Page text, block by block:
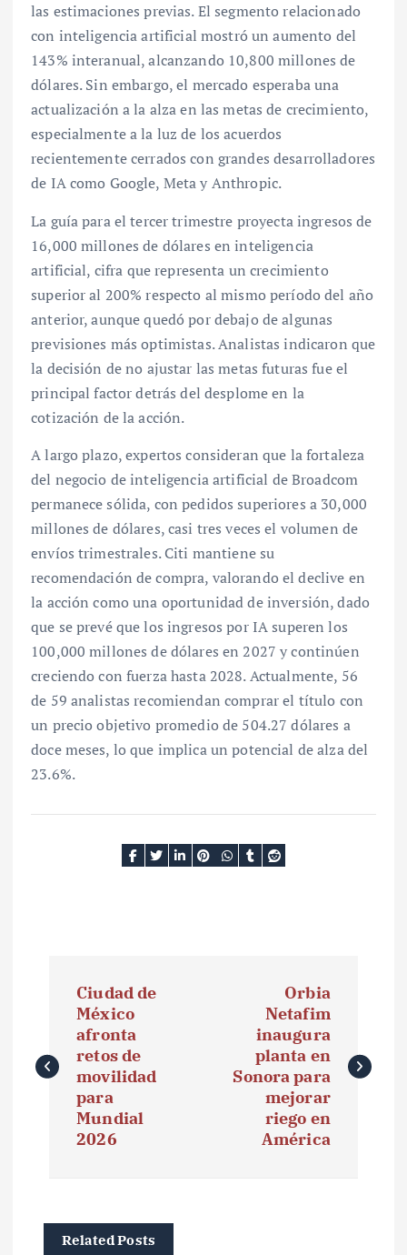
las estimaciones previas. El segmento relacionado
con inteligencia artificial mostró un aumento del
143% interanual, alcanzando 10,800 millones de
dólares. Sin embargo, el mercado esperaba una
actualización a la alza en las metas de crecimiento,
especialmente a la luz de los acuerdos
recientemente cerrados con grandes desarrolladores
de IA como Google, Meta y Anthropic.
La guía para el tercer trimestre proyecta ingresos de
16,000 millones de dólares en inteligencia
artificial, cifra que representa un crecimiento
superior al 200% respecto al mismo período del año
anterior, aunque quedó por debajo de algunas
previsiones más optimistas. Analistas indicaron que
la decisión de no ajustar las metas futuras fue el
principal factor detrás del desplome en la
cotización de la acción.
A largo plazo, expertos consideran que la fortaleza
del negocio de inteligencia artificial de Broadcom
permanece sólida, con pedidos superiores a 30,000
millones de dólares, casi tres veces el volumen de
envíos trimestrales. Citi mantiene su
recomendación de compra, valorando el declive en
la acción como una oportunidad de inversión, dado
que se prevé que los ingresos por IA superen los
100,000 millones de dólares en 2027 y continúen
creciendo con fuerza hasta 2028. Actualmente, 56
de 59 analistas recomiendan comprar el título con
un precio objetivo promedio de 504.27 dólares a
doce meses, lo que implica un potencial de alza del
23.6%.
v
e
Ciudad de
México
afronta
retos de
movilidad
para
Mundial
2026
Orbia
Netafim
inaugura
planta en
Sonora para
mejorar
riego en
América
Related Posts